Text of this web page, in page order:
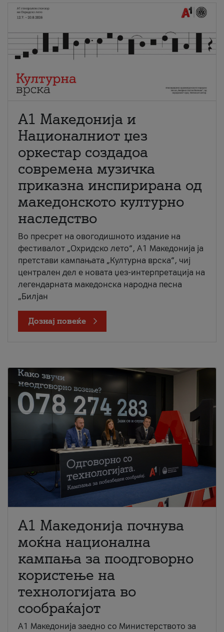
А1 Македонија и
Националниот џез
оркестар создадоа
современа музичка
приказна инспирирана од
македонското културно
наследство
Во пресрет на овогодишното издание на
фестивалот „Охридско лето“, А1 Македонија ја
претстави кампањата „Културна врска“, чиј
централен дел е новата џез-интерпретација на
легендарната македонска народна песна
„Билјан
Дознај повеќе
A1 Македонија почнува
моќна национална
кампања за поодговорно
користење на
технологијата во
сообраќајот
A1 Македонија заедно со Министерството за